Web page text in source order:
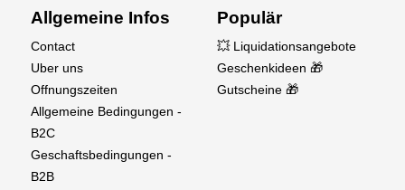
Allgemeine Infos
Contact
Uber uns
Offnungszeiten
Allgemeine Bedingungen -
B2C
Geschaftsbedingungen -
B2B
Populär
💥 Liquidationsangebote
Geschenkideen 🎁
Gutscheine 🎁